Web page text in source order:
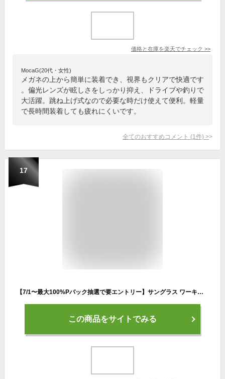
価格と在庫を楽天でチェック >>
MocaG(20代・女性)
メガネの上から簡単に装着でき、視界もクリアで快適です
。偏光レンズが眩しさをしっかり抑え、ドライブや釣りで
大活躍。跳ね上げ式なので必要な時だけ使えて便利。軽量
で長時間装着しても疲れにくいです。
全てのおすすめコメント (1 件) >
17
【7/1〜最大100%Pバック抽選で要エントリー】サングラス ワーキンググラス PRO スモーク TS045 みきかじや村 野外用 眼鏡 ミラータイプ アウトドア 園芸 作業現場 三冨D
この商品をサイトでみる